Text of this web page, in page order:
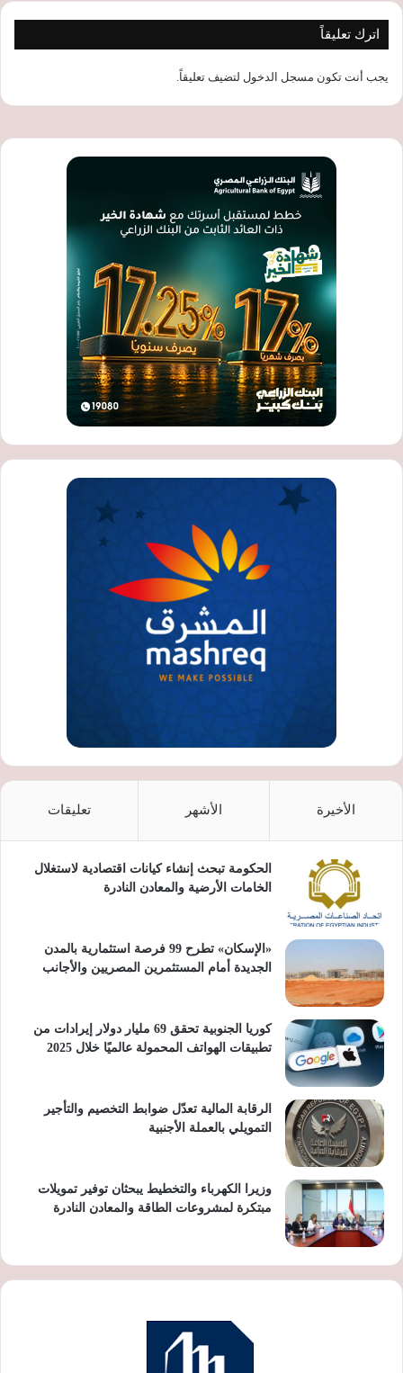
اترك تعليقاً
يجب أنت تكون مسجل الدخول لتضيف تعليقاً.
الأخيرة الأشهر تعليقات
الحكومة تبحث إنشاء كيانات اقتصادية لاستغلال
الخامات الأرضية والمعادن النادرة
«الإسكان» تطرح 99 فرصة استثمارية بالمدن
الجديدة أمام المستثمرين المصريين والأجانب
كوريا الجنوبية تحقق 69 مليار دولار إيرادات من
تطبيقات الهواتف المحمولة عالميًا خلال 2025
الرقابة المالية تعدّل ضوابط التخصيم والتأجير
التمويلي بالعملة الأجنبية
وزيرا الكهرباء والتخطيط يبحثان توفير تمويلات
مبتكرة لمشروعات الطاقة والمعادن النادرة